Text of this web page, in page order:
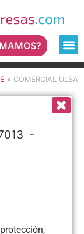
» COMERCIAL ULSA
-